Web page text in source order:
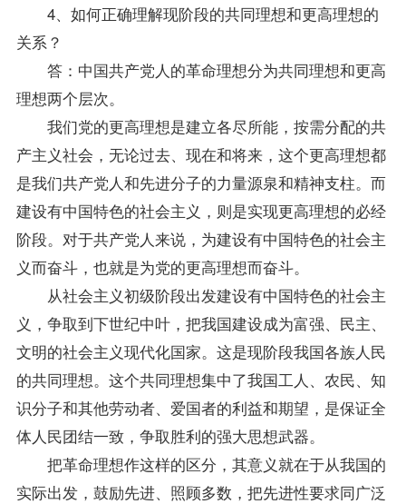
4、如何正确理解现阶段的共同理想和更高理想的
关系？
答：中国共产党人的革命理想分为共同理想和更高
理想两个层次。
我们党的更高理想是建立各尽所能，按需分配的共
产主义社会，无论过去、现在和将来，这个更高理想都
是我们共产党人和先进分子的力量源泉和精神支柱。而
建设有中国特色的社会主义，则是实现更高理想的必经
阶段。对于共产党人来说，为建设有中国特色的社会主
义而奋斗，也就是为党的更高理想而奋斗。
从社会主义初级阶段出发建设有中国特色的社会主
义，争取到下世纪中叶，把我国建设成为富强、民主、
文明的社会主义现代化国家。这是现阶段我国各族人民
的共同理想。这个共同理想集中了我国工人、农民、知
识分子和其他劳动者、爱国者的利益和期望，是保证全
体人民团结一致，争取胜利的强大思想武器。
把革命理想作这样的区分，其意义就在于从我国的
实际出发，鼓励先进、照顾多数，把先进性要求同广泛